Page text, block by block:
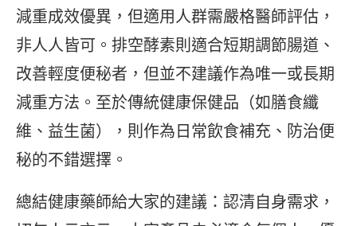
減重成效優異，但適用人群需嚴格醫師評估，
非人人皆可。排空酵素則適合短期調節腸道、
改善輕度便秘者，但並不建議作為唯一或長期
減重方法。至於傳統健康保健品（如膳食纖
維、益生菌），則作為日常飲食補充、防治便
秘的不錯選擇。
總結健康藥師給大家的建議：認清自身需求，